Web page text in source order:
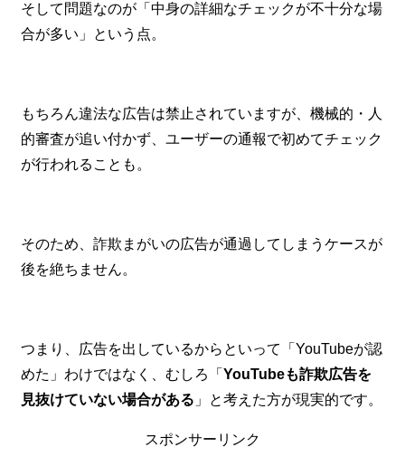
そして問題なのが「中身の詳細なチェックが不十分な場
合が多い」という点。
もちろん違法な広告は禁止されていますが、機械的・人
的審査が追い付かず、ユーザーの通報で初めてチェック
が行われることも。
そのため、詐欺まがいの広告が通過してしまうケースが
後を絶ちません。
つまり、広告を出しているからといって「YouTubeが認
めた」わけではなく、むしろ「 YouTubeも詐欺広告を
見抜けていない場合がある 」と考えた方が現実的です。
スポンサーリンク